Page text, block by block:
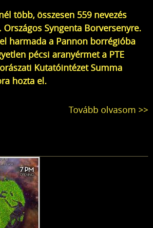
több, összesen 559 nevezés
Országos Syngenta Borversenyre.
harmada a Pannon borrégióba
pécsi aranyérmet a PTE
Kutatóintézet Summa
hozta el.
Tovább olvasom >>